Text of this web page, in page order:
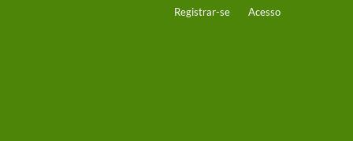
Registrar-se Acesso